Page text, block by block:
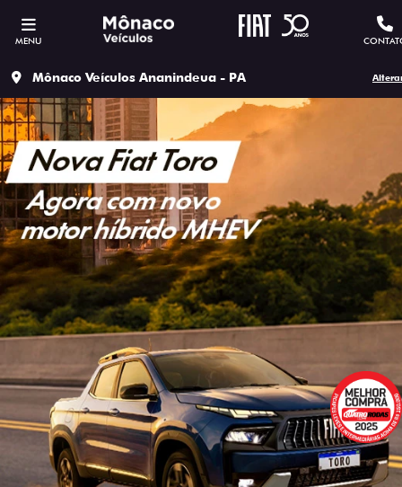
MENU
Mônaco Veículos Ananindeua - PA